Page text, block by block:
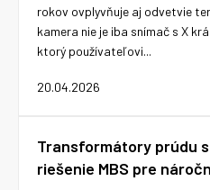
20.04.2026
rokov ovplyvňuje aj odvetvie
kamera nie je iba snímač s X
ktorý používateľovi...
Transformátory prúdu
riešenie MBS pre